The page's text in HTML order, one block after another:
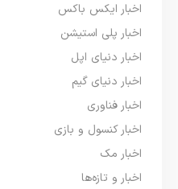
اخبار ایکس باکس
اخبار پلی استیشن
اخبار دنیای اپل
اخبار دنیای گیم
اخبار فناوری
اخبار کنسول و بازی
اخبار مک
اخبار و تازه‌ها